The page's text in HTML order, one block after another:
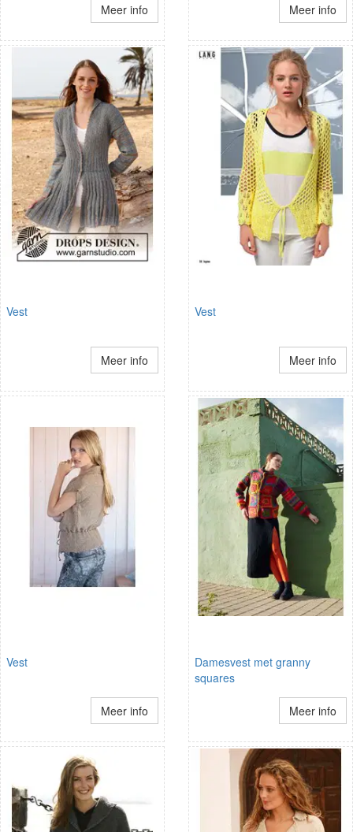
Meer info Meer info
Vest
Meer info
Vest
Meer info
Vest
Meer info
Damesvest met granny
squares
Meer info